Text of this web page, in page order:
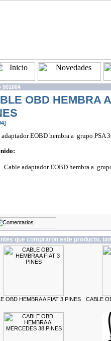
901004
OBD HEMBRA
EOBD hembra a grupo PSA
Cable adaptador EOBD hembra a
que compraron este producto,
OBD HEMBRA A FIAT 3 PINES CABLE